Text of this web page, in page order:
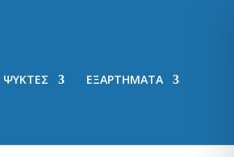
ΨΥΚΤΕΣ ΕΞΑΡΤΗΜΑΤΑ